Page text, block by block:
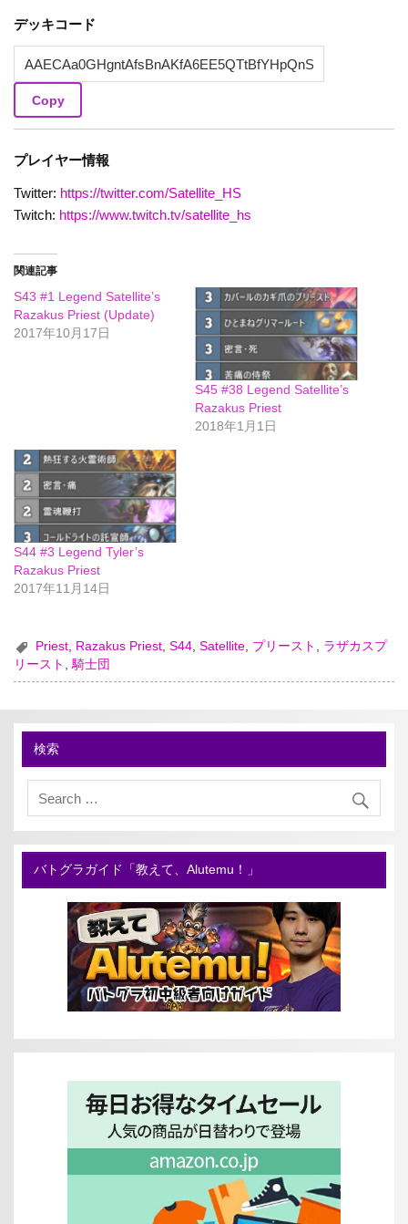
デッキコード
Copy
プレイヤー情報
Twitter: https://twitter.com/Satellite_HS
Twitch: https://www.twitch.tv/satellite_hs
関連記事
S43 #1 Legend Satellite’s
Razakus Priest (Update)
2017年10月17日
S45 #38 Legend Satellite’s
Razakus Priest
2018年1月1日
S44 #3 Legend Tyler’s
Razakus Priest
2017年11月14日
Priest Razakus Priest ,S44 ,Satellite プリースト
ラザカスプ
リースト ,騎士団
検索
バトグラガイド「教えて、Alutemu！」